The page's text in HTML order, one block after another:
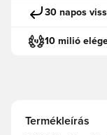
30 napos
10 milió
Termékleírás